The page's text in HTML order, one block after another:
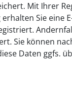
Mit Ihrer
Sie eine
Sie können
Daten ggfs.